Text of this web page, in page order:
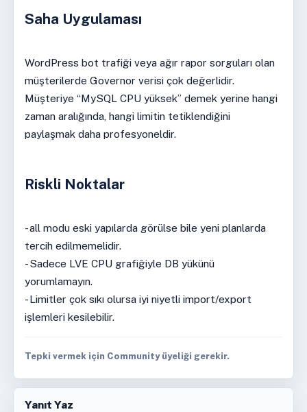
Saha Uygulaması
WordPress bot trafiği veya ağır rapor sorguları olan
müşterilerde Governor verisi çok değerlidir.
Müşteriye “MySQL CPU yüksek” demek yerine hangi
zaman aralığında, hangi limitin tetiklendiğini
paylaşmak daha profesyoneldir.
Riskli Noktalar
- all modu eski yapılarda görülse bile yeni planlarda
tercih edilmemelidir.
- Sadece LVE CPU grafiğiyle DB yükünü
yorumlamayın.
- Limitler çok sıkı olursa iyi niyetli import/export
işlemleri kesilebilir.
Tepki vermek için Community üyeliği gerekir.
Yanıt Yaz